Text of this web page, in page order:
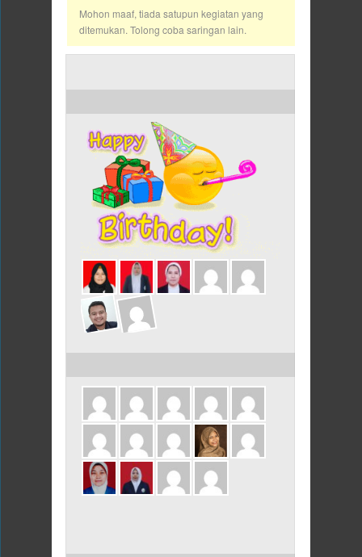
Mohon maaf, tiada satupun kegiatan yang
ditemukan. Tolong coba saringan lain.